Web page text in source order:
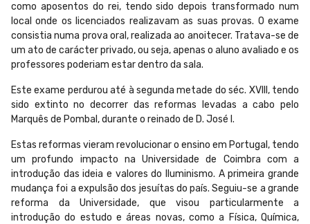
como aposentos do rei, tendo sido depois transformado num
local onde os licenciados realizavam as suas provas. O exame
consistia numa prova oral, realizada ao anoitecer. Tratava-se de
um ato de carácter privado, ou seja, apenas o aluno avaliado e os
professores poderiam estar dentro da sala.
Este exame perdurou até à segunda metade do séc. XVIII, tendo
sido extinto no decorrer das reformas levadas a cabo pelo
Marquês de Pombal, durante o reinado de D. José I.
Estas reformas vieram revolucionar o ensino em Portugal, tendo
um profundo impacto na Universidade de Coimbra com a
introdução das ideia e valores do Iluminismo. A primeira grande
mudança foi a expulsão dos jesuítas do país. Seguiu-se a grande
reforma da Universidade, que visou particularmente a
introdução do estudo e áreas novas, como a Física, Química,